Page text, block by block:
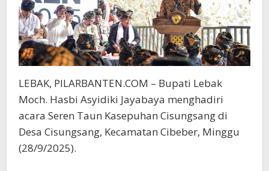
LEBAK, PILARBANTEN.COM – Bupati Lebak
Moch. Hasbi Asyidiki Jayabaya menghadiri
acara Seren Taun Kasepuhan Cisungsang di
Desa Cisungsang, Kecamatan Cibeber, Minggu
(28/9/2025).